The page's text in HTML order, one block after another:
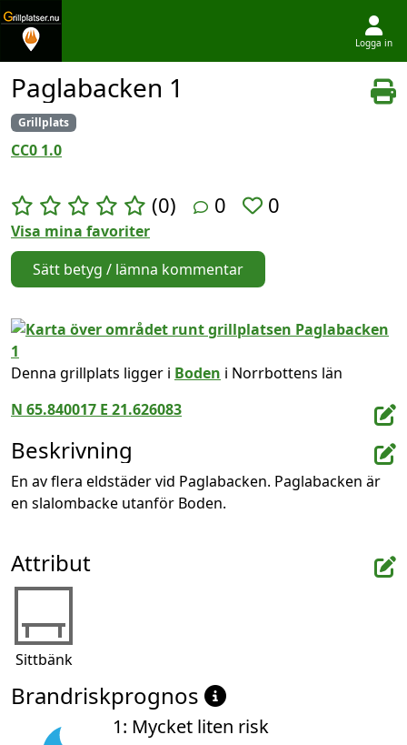
Logga in
Paglabacken 1
Grillplats
CC0 1.0
(0) 0 0
Visa mina favoriter
Sätt betyg / lämna kommentar
Denna grillplats ligger i Boden i Norrbottens län
N 65.840017 E 21.626083
Beskrivning
En av flera eldstäder vid Paglabacken. Paglabacken är
en slalombacke utanför Boden.
Attribut
Sittbänk
Brandriskprognos
1: Mycket liten risk